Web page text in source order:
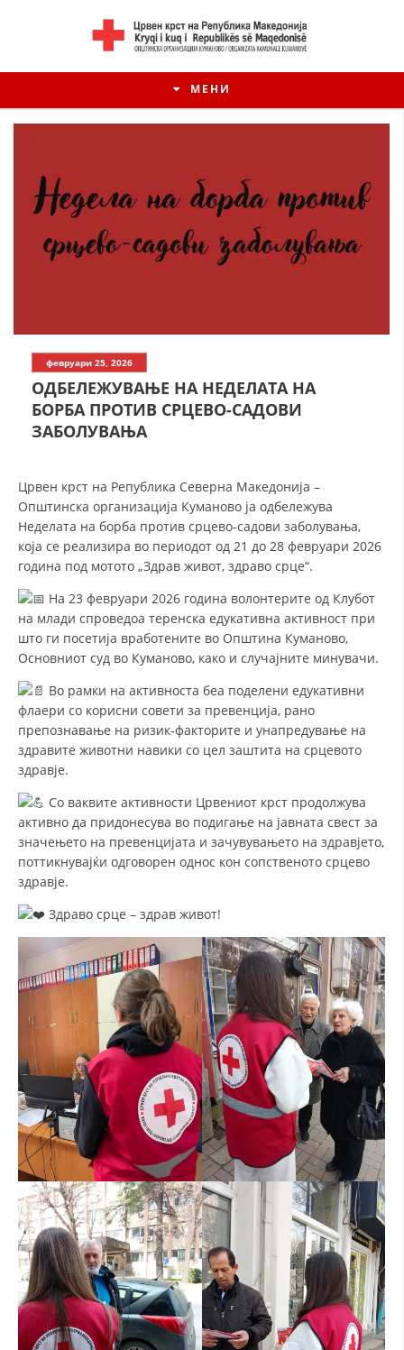
МЕНИ
ИСТОРИЈАТ НА ЦКРМ
ИСТОРИЈАТ НА ДВИЖЕЊЕТО
СТРУКТУРА И ОРГАНИЗАЦИОНА ПОСТАВЕНОСТ – ОПШТИНСКА
ОРГАНИЗАЦИЈА КУМАНОВО
ЗАКОН ЗА ЦКРМ
СТАТУТ НА ЦКРМ
РАКОВОДЕН ОДБОР
ДИСЕМИНАЦИЈА
MЕЃУНАРОДНО ХУМАНИТАРНО ПРАВО
УПОТРЕБА И ЗАШТИТА НА АМБЛЕМОТ
СОЦИЈАЛНО ХУМАНИТАРНА ДЕЈНОСТ
КАКО ДА ДОНИРАТЕ
ПОДГОТВЕНОСТ И ДЕЈСТВО ПРИ КАТАСТРОФИ
ТИМ ЗА ОДГОВОР ПРИ КАТАСТРОФИ ПРИ ООЦК КУМАНОВО
ОДНОСИ СО ЈАВНОСТ
ИСТРАЖУВАЊЕ НА ЈАВНО МИСЛЕЊЕ
МЕЃУНАРОДНА СОРАБОТКА
ДОГОВОРИ
ЗНАЧЕЊЕ НА СЛУЖБАТА ЗА БАРАЊЕ
ФОРМУЛАРИ ЗА БАРАЊА
ЗДРАВСТВЕНО ПРЕВЕНТИВНА ДЕЈНОСТ
ПРВА ПОМОШ
февруари 25, 2026
ОДБЕЛЕЖУВАЊЕ НА НЕДЕЛАТА НА
БОРБА ПРОТИВ СРЦЕВО-САДОВИ
ЗАБОЛУВАЊА
Црвен крст на Република Северна Македонија –
Општинска организација Куманово ја одбележува
Неделата на борба против срцево-садови заболувања,
која се реализира во периодот од 21 до 28 февруари 2026
година под мотото „Здрав живот, здраво срце“.
На 23 февруари 2026 година волонтерите од Клубот
на млади спроведоа теренска едукативна активност при
што ги посетија вработените во Општина Куманово,
Основниот суд во Куманово, како и случајните минувачи.
Во рамки на активноста беа поделени едукативни
флаери со корисни совети за превенција, рано
препознавање на ризик-факторите и унапредување на
здравите животни навики со цел заштита на срцевото
здравје.
Со ваквите активности Црвениот крст продолжува
активно да придонесува во подигање на јавната свест за
значењето на превенцијата и зачувувањето на здравјето,
поттикнувајќи одговорен однос кон сопственото срцево
здравје.
Здраво срце – здрав живот!